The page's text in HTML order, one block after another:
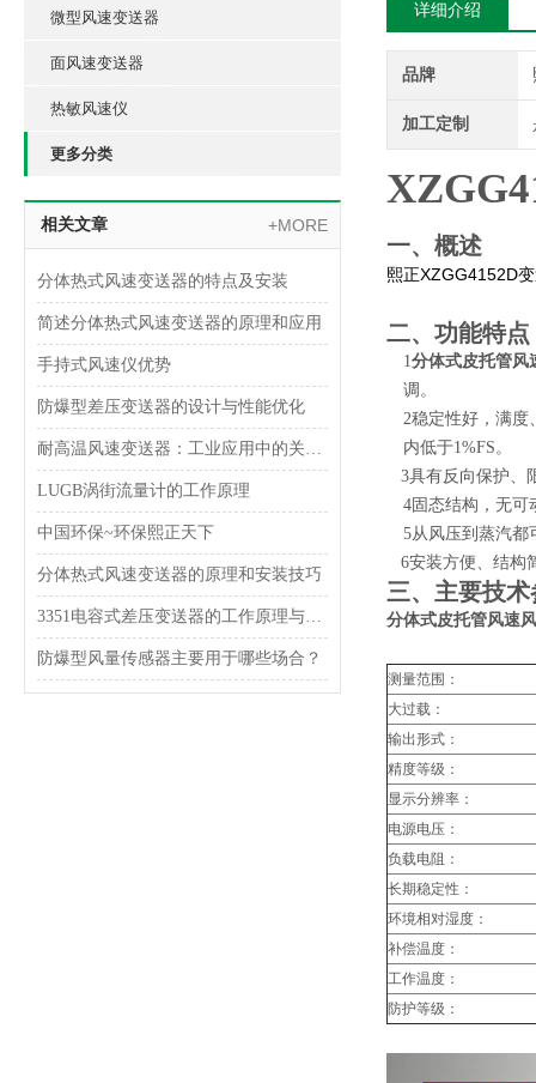
微型风速变送器
面风速变送器
热敏风速仪
更多分类
相关文章 +MORE
分体热式风速变送器的特点及安装
简述分体热式风速变送器的原理和应用
手持式风速仪优势
防爆型差压变送器的设计与性能优化
耐高温风速变送器：工业应用中的关键技术
LUGB涡街流量计的工作原理
中国环保~环保熙正天下
分体热式风速变送器的原理和安装技巧
3351电容式差压变送器的工作原理与结构特点
防爆型风量传感器主要用于哪些场合？
详细介绍
品牌
加工定制
一、概述
熙正XZGG4152D
二、功能特点
1分体式皮托管风
调。
2稳定性好，满度
内低于1%FS。
3具有反向保护、
4固态结构，无可
5从风压到蒸汽都
6安装方便、结构
三、主要技术
分体式皮托管风速
测量范围：
大过载：
输出形式：
精度等级：
显示分辨率：
电源电压：
负载电阻：
长期稳定性：
环境相对湿度：
补偿温度：
工作温度：
防护等级：